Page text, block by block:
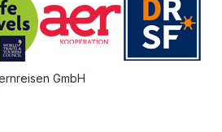
GmbH